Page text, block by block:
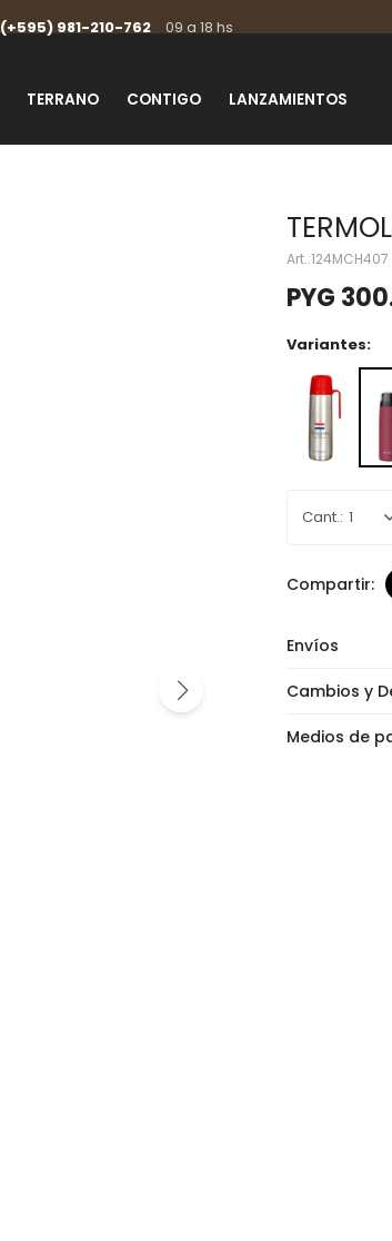
TERRANO CONTIGO LANZAMIENTOS
(+595) 981-210-762 09 a 18 hs
124MCH407
PYG
Variantes:
1
Envíos
Cambios y
Medios de